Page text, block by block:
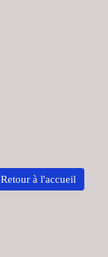
Retour à l'accueil